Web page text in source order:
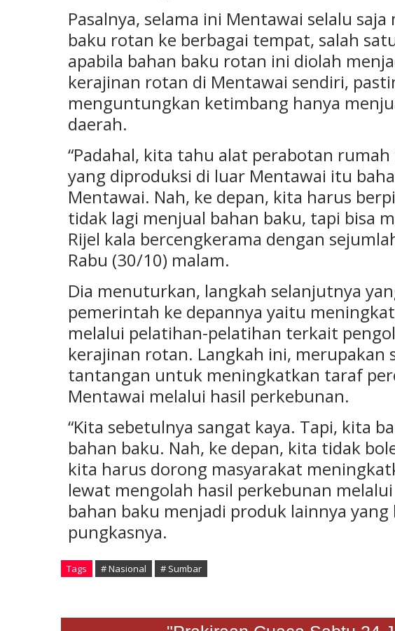
Pasalnya, selama ini Mentawai selalu
baku rotan ke berbagai tempat, salah
apabila bahan baku rotan ini diolah
kerajinan rotan di Mentawai sendiri,
menguntungkan ketimbang hanya
daerah.
“Padahal, kita tahu alat perabotan
yang diproduksi di luar Mentawai itu
Mentawai. Nah, ke depan, kita harus
tidak lagi menjual bahan baku, tapi bisa
Rijel kala bercengkerama dengan
Rabu (30/10) malam.
Dia menuturkan, langkah selanjutnya
pemerintah ke depannya yaitu
melalui pelatihan-pelatihan terkait
kerajinan rotan. Langkah ini, merupakan
tantangan untuk meningkatkan taraf
Mentawai melalui hasil perkebunan.
“Kita sebetulnya sangat kaya. Tapi, kita
bahan baku. Nah, ke depan, kita tidak
kita harus dorong masyarakat
lewat mengolah hasil perkebunan
bahan baku menjadi produk lainnya
pungkasnya.
Tags # Nasional # Sumbar